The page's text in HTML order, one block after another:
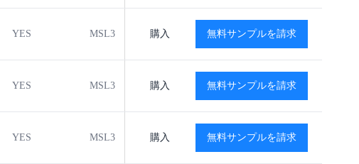
YES MSL3 -40℃ to +125℃ 閲覧
購入 無料サンプルを請求
YES MSL3 -40℃ to +125℃ 閲覧
購入 無料サンプルを請求
YES MSL3 -40℃ to +125℃ 閲覧
購入 無料サンプルを請求